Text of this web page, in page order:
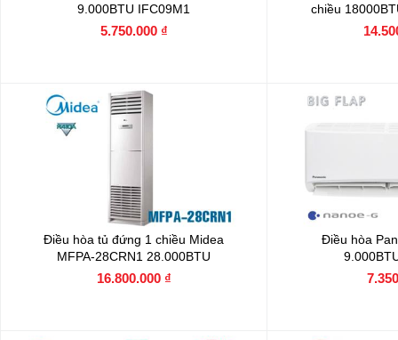
9.000BTU IFC09M1
5.750.000 ₫
chiều
Điều hòa tủ đứng 1 chiều Midea
MFPA-28CRN1 28.000BTU
16.800.000 ₫
Điều hòa